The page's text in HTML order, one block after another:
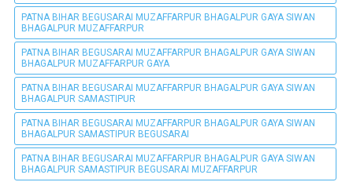
PATNA BIHAR BEGUSARAI MUZAFFARPUR BHAGALPUR GAYA SIWAN
BHAGALPUR MUZAFFARPUR
PATNA BIHAR BEGUSARAI MUZAFFARPUR BHAGALPUR GAYA SIWAN
BHAGALPUR MUZAFFARPUR GAYA
PATNA BIHAR BEGUSARAI MUZAFFARPUR BHAGALPUR GAYA SIWAN
BHAGALPUR SAMASTIPUR
PATNA BIHAR BEGUSARAI MUZAFFARPUR BHAGALPUR GAYA SIWAN
BHAGALPUR SAMASTIPUR BEGUSARAI
PATNA BIHAR BEGUSARAI MUZAFFARPUR BHAGALPUR GAYA SIWAN
BHAGALPUR SAMASTIPUR BEGUSARAI MUZAFFARPUR